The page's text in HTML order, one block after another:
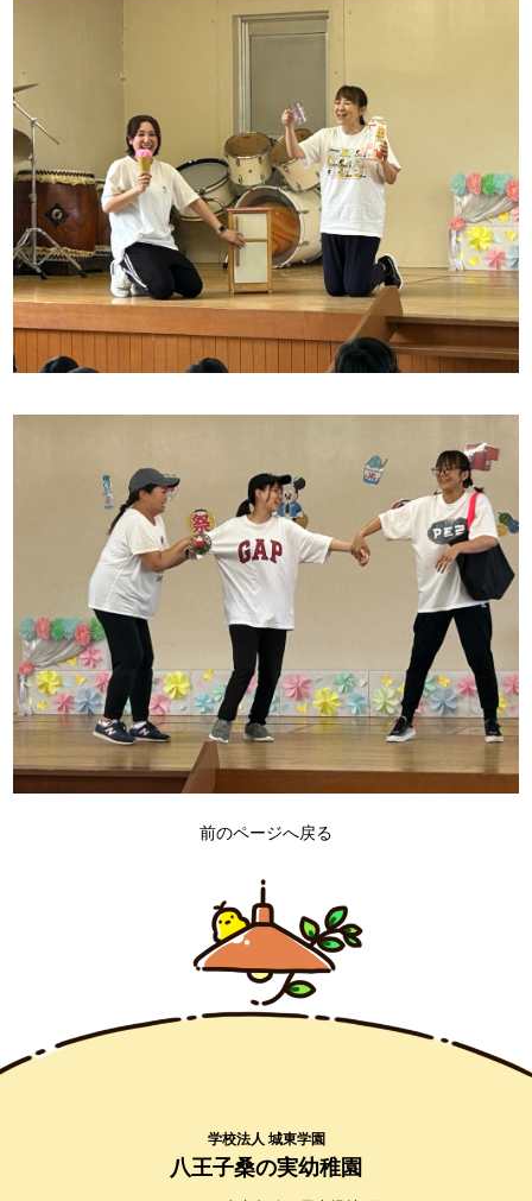
前のページへ戻る
学校法人 城東学園
八王子桑の実幼稚園